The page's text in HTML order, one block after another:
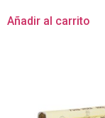
Añadir al carrito